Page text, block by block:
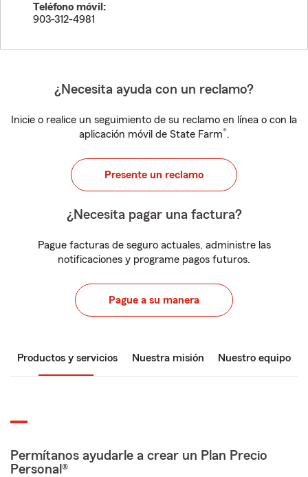
Teléfono móvil:
903-312-4981
¿Necesita ayuda con un reclamo?
Inicie o realice un seguimiento de su reclamo en línea o con la
aplicación móvil de State Farm®.
Presente un reclamo
¿Necesita pagar una factura?
Pague facturas de seguro actuales, administre las
notificaciones y programe pagos futuros.
Pague a su manera
Productos y servicios Nuestra misión Nuestro equipo
Permítanos ayudarle a crear un Plan Precio
Personal®